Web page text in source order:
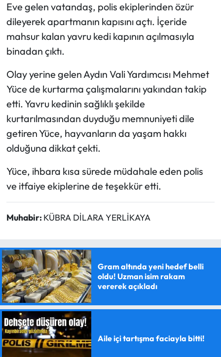
Eve gelen vatandaş, polis ekiplerinden özür
dileyerek apartmanın kapısını açtı. İçeride
mahsur kalan yavru kedi kapının açılmasıyla
binadan çıktı.
Olay yerine gelen Aydın Vali Yardımcısı Mehmet
Yüce de kurtarma çalışmalarını yakından takip
etti. Yavru kedinin sağlıklı şekilde
kurtarılmasından duyduğu memnuniyeti dile
getiren Yüce, hayvanların da yaşam hakkı
olduğuna dikkat çekti.
Yüce, ihbara kısa sürede müdahale eden polis
ve itfaiye ekiplerine de teşekkür etti.
Muhabir: KÜBRA DİLARA YERLİKAYA
Gram altında yeni hedef belli
oldu! Uzman isim rakam
vererek açıkladı
Aile içi tartışma faciayla bitti!